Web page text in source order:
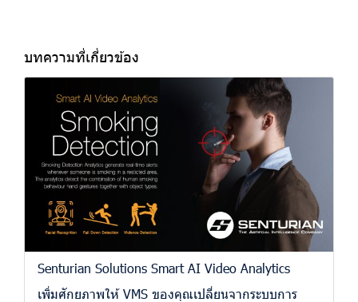
บทความที่เกี่ยวข้อง
Senturian Solutions Smart AI Video Analytics
เพิ่มศักยภาพให้ VMS ของคุณเปลี่ยนจากระบบการ